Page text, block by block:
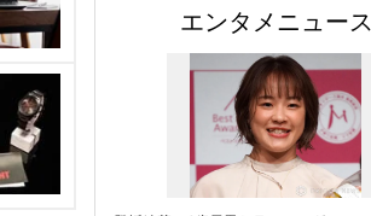
エンタメニュース